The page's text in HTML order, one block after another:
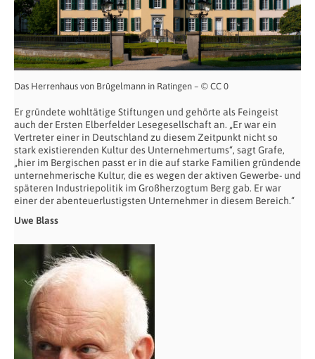
Das Herrenhaus von Brügelmann in Ratingen – © CC 0
Er gründete wohltätige Stiftungen und gehörte als Feingeist
auch der Ersten Elberfelder Lesegesellschaft an. „Er war ein
Vertreter einer in Deutschland zu diesem Zeitpunkt nicht so
stark existierenden Kultur des Unternehmertums“, sagt Grafe,
„hier im Bergischen passt er in die auf starke Familien gründende
unternehmerische Kultur, die es wegen der aktiven Gewerbe- und
späteren Industriepolitik im Großherzogtum Berg gab. Er war
einer der abenteuerlustigsten Unternehmer in diesem Bereich.“
Uwe Blass